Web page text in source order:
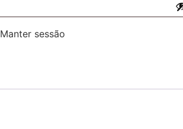
Manter sessão